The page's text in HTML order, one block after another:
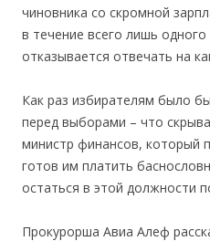
чиновника со скромной
в течение всего лишь
отказывается отвечать на
Как раз избирателям было
перед выборами – что
министр финансов, который
готов им платить
остаться в этой должности
Прокурорша Авиа Алеф